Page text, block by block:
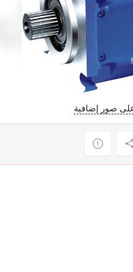
صور إضافية